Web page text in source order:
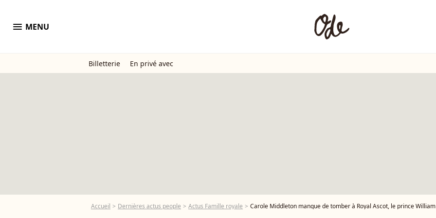
menu MENU
Billetterie En privé avec
Accueil Dernières actus people Actus Famille royale Carole Middleton manque de tomber à Royal Ascot, le prince